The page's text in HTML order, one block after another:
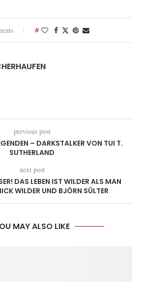
0
previous post
– DARKSTALKER VON TUI T.
SUTHERLAND
next post
DAS LEBEN IST WILDER ALS MAN
WILDER UND BJÖRN SÜLTER
MAY ALSO LIKE